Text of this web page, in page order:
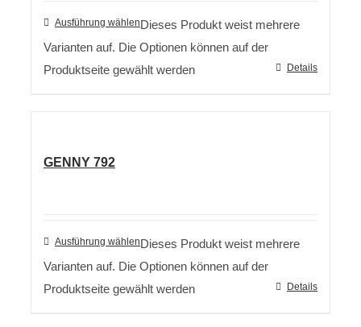
Ausführung wählenDieses Produkt weist mehrere
Varianten auf. Die Optionen können auf der
Produktseite gewählt werden
Details
GENNY 792
Ausführung wählenDieses Produkt weist mehrere
Varianten auf. Die Optionen können auf der
Produktseite gewählt werden
Details